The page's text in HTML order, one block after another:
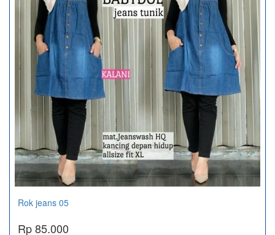
Rok jeans 05
Rp 85.000